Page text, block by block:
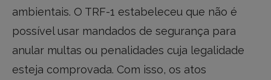
ambientais. O TRF-1 estabeleceu que não é
possível usar mandados de segurança para
anular multas ou penalidades cuja legalidade
esteja comprovada. Com isso, os atos